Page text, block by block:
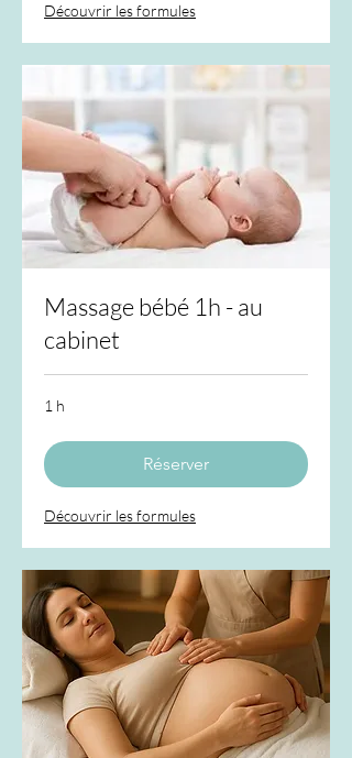
Découvrir les formules
Massage bébé 1h - au
cabinet
1 h
Réserver
Découvrir les formules